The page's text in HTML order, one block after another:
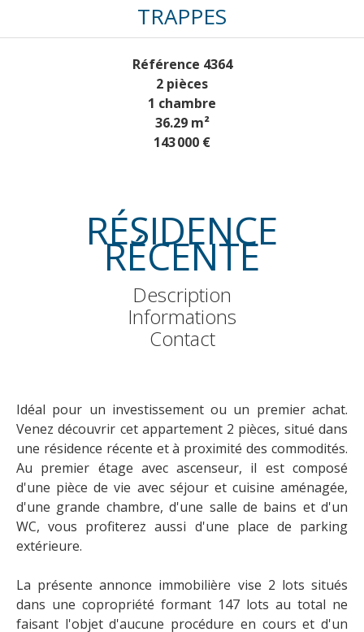
TRAPPES
Référence 4364
2 pièces
1 chambre
36.29m²
143 000 €
RÉSIDENCE
RÉCENTE
Description
Informations
Contact
Idéal pour un investissement ou un premier achat.
Venez découvrir cet appartement 2 pièces, situé dans
une résidence récente et à proximité des commodités.
Au premier étage avec ascenseur, il est composé
d'une pièce de vie avec séjour et cuisine aménagée,
d'une grande chambre, d'une salle de bains et d'un
WC, vous profiterez aussi d'une place de parking
extérieure.
La présente annonce immobilière vise 2 lots situés
dans une copropriété formant 147 lots au total ne
faisant l'objet d'aucune procédure en cours et d'un